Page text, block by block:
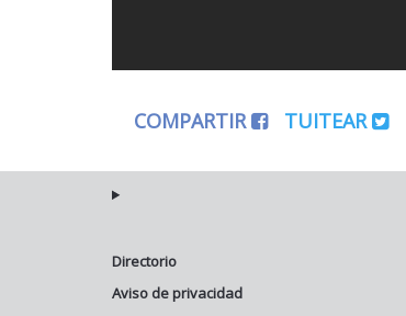
COMPARTIR TUITEAR
Directorio
Aviso de privacidad